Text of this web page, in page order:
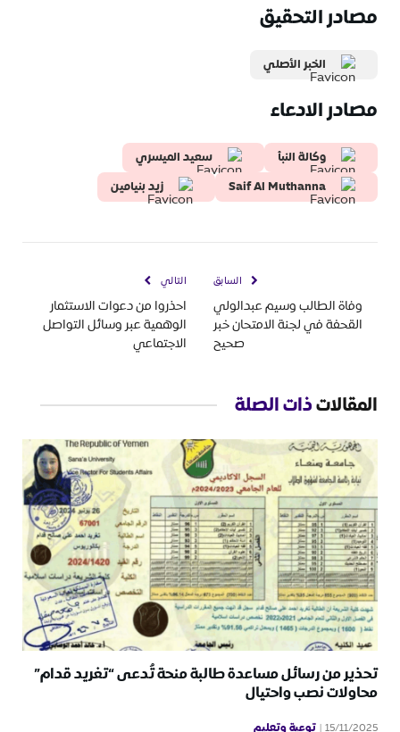
مصادر التحقيق
الخبر الأصلي
مصادر الادعاء
وكالة النبأ
سعيد الميسري
Saif Al Muthanna
زيد بنيامين
السابق
وفاة الطالب وسيم عبدالولي
القحفة في لجنة الامتحان خبر
صحيح
التالي
احذروا من دعوات الاستثمار
الوهمية عبر وسائل التواصل
الاجتماعي
المقالاتذات الصلة
تحذير من رسائل مساعدة طالبة منحة تُدعى “تغريد قدام”
محاولات نصب واحتيال
15/11/2025 توعية وتعليم